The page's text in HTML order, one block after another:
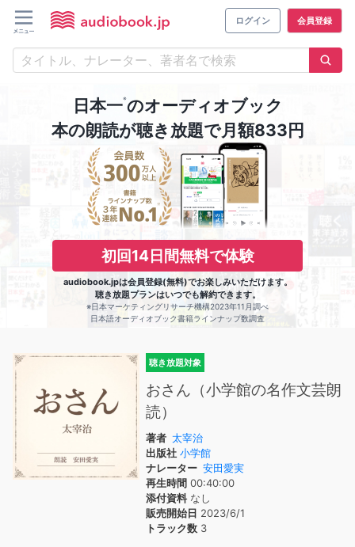
ログイン 会員登録
日本一※のオーディオブック
本の朗読が聴き放題で月額833円
初回14日間無料で体験
audiobook.jpは会員登録(無料)でお楽しみいただけます。
聴き放題プランはいつでも解約できます。
※日本マーケティングリサーチ機構2023年11月調べ
日本語オーディオブック書籍ラインナップ数調査
聴き放題対象
おさん（小学館の名作文芸朗
読）
著者 太宰治
出版社 小学館
ナレーター 安田愛実
再生時間 00:40:00
添付資料なし
販売開始日 2023/6/1
トラック数 3